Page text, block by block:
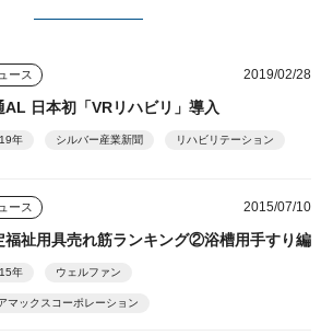
ース 2019/02/28
AL 日本初「VRリハビリ」導入
年 シルバー産業新聞 リハビリテーション
ース 2015/07/10
福祉用具売れ筋ランキング②浴槽用手すり編
年 ウェルファン
マックスコーポレーション